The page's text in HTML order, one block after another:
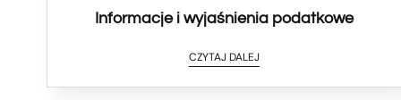
Informacje i wyjaśnienia podatkowe
CZYTAJ DALEJ